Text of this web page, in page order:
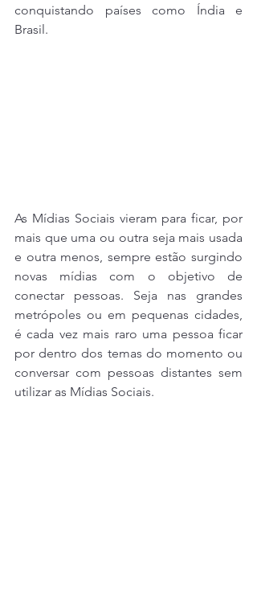
conquistando países como Índia e
Brasil.
As Mídias Sociais vieram para ficar, por
mais que uma ou outra seja mais usada
e outra menos, sempre estão surgindo
novas mídias com o objetivo de
conectar pessoas. Seja nas grandes
metrópoles ou em pequenas cidades,
é cada vez mais raro uma pessoa ficar
por dentro dos temas do momento ou
conversar com pessoas distantes sem
utilizar as Mídias Sociais.